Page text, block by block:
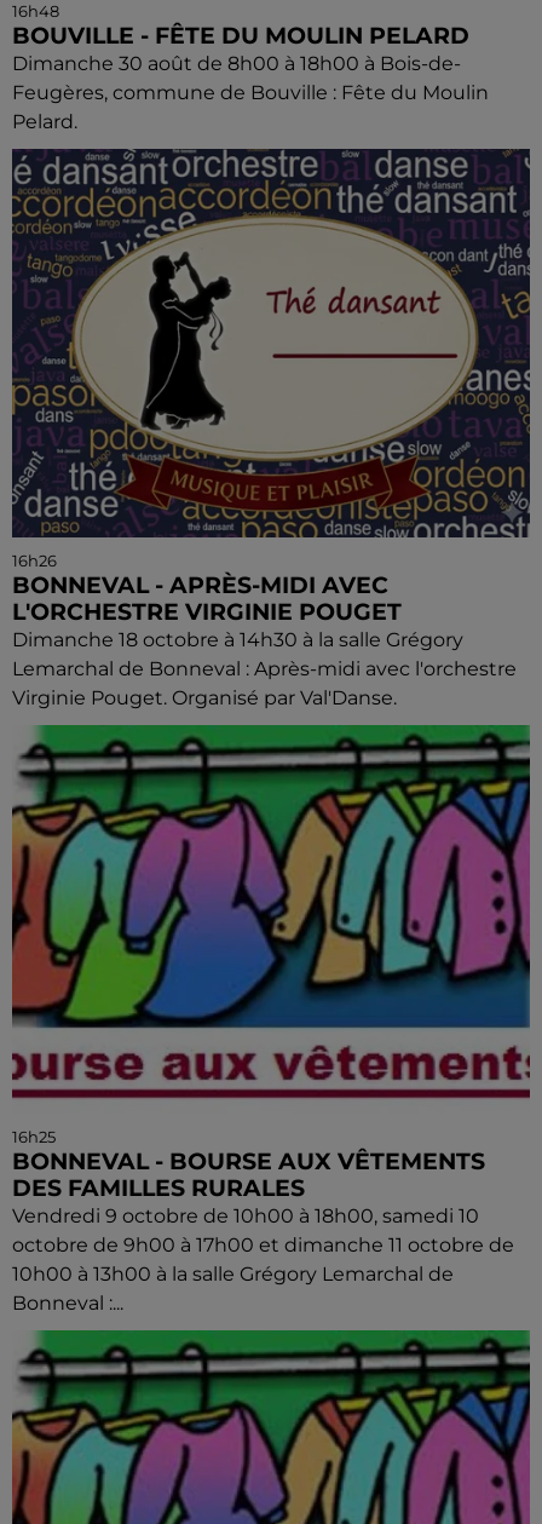
16h48
BOUVILLE - FÊTE DU MOULIN PELARD
Dimanche 30 août de 8h00 à 18h00 à Bois-de-
Feugères, commune de Bouville : Fête du Moulin
Pelard.
16h26
BONNEVAL - APRÈS-MIDI AVEC
L'ORCHESTRE VIRGINIE POUGET
Dimanche 18 octobre à 14h30 à la salle Grégory
Lemarchal de Bonneval : Après-midi avec l'orchestre
Virginie Pouget. Organisé par Val'Danse.
16h25
BONNEVAL - BOURSE AUX VÊTEMENTS
DES FAMILLES RURALES
Vendredi 9 octobre de 10h00 à 18h00, samedi 10
octobre de 9h00 à 17h00 et dimanche 11 octobre de
10h00 à 13h00 à la salle Grégory Lemarchal de
Bonneval :...